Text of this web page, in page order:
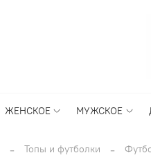
ЖЕНСКОЕ МУЖСКОЕ
Топы и футболки